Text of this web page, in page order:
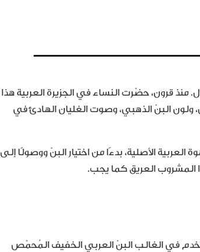
قرون، حضّرت النساء في الجزيرة العربية هذا
ولون البنّ الذهبي، وصوت الغليان الهادئ في
الأصلية، بدءًا من اختيار البنّ ووصولًا إلى
المشروب العريق كما يجب.
في الغالب البنّ العربي الخفيف المُحمّص